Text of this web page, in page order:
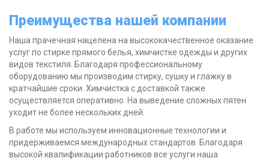
Преимущества нашей компании
Наша прачечная нацелена на высококачественное оказание
услуг по стирке прямого белья, химчистке одежды и других
видов текстиля. Благодаря профессиональному
оборудованию мы производим стирку, сушку и глажку в
кратчайшие сроки. Химчистка с доставкой также
осуществляется оперативно. На выведение сложных пятен
уходит не более нескольких дней.
В работе мы используем инновационные технологии и
придерживаемся международных стандартов. Благодаря
высокой квалификации работников все услуги наша